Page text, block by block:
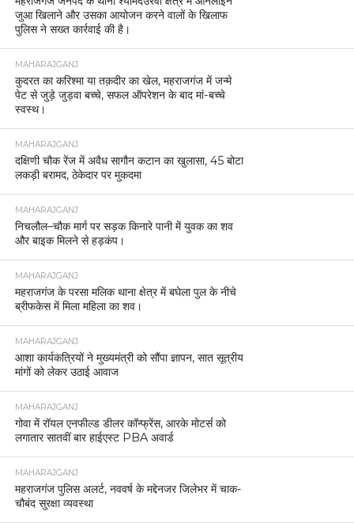
जुआ खिलाने और उसका आयोजन करने वालों के खिलाफ
पुलिस ने सख्त कार्रवाई की है।
MAHARAJGANJ
कुदरत का करिश्मा या तक़दीर का खेल, महराजगंज में जन्मे
पेट से जुड़े जुड़वा बच्चे, सफल ऑपरेशन के बाद मां-बच्चे
स्वस्थ।
MAHARAJGANJ
दक्षिणी चौक रेंज में अवैध सागौन कटान का खुलासा, 45 बोटा
लकड़ी बरामद, ठेकेदार पर मुकदमा
MAHARAJGANJ
निचलौल–चौक मार्ग पर सड़क किनारे पानी में युवक का शव
और बाइक मिलने से हड़कंप।
MAHARAJGANJ
महराजगंज के परसा मलिक थाना क्षेत्र में बघेला पुल के नीचे
ब्रीफकेस में मिला महिला का शव।
MAHARAJGANJ
आशा कार्यकत्रियों ने मुख्यमंत्री को सौंपा ज्ञापन, सात सूत्रीय
मांगों को लेकर उठाई आवाज
MAHARAJGANJ
गोवा में रॉयल एनफील्ड डीलर कॉन्फ्रेंस, आरके मोटर्स को
लगातार सातवीं बार हाईएस्ट PBA अवार्ड
MAHARAJGANJ
महराजगंज पुलिस अलर्ट, नववर्ष के मद्देनजर जिलेभर में चाक-
चौबंद सुरक्षा व्यवस्था